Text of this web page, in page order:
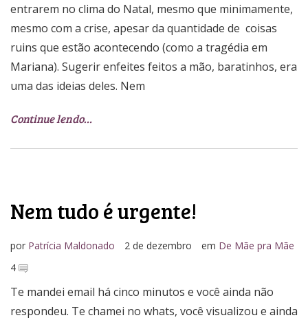
entrarem no clima do Natal, mesmo que minimamente,
mesmo com a crise, apesar da quantidade de coisas
ruins que estão acontecendo (como a tragédia em
Mariana). Sugerir enfeites feitos a mão, baratinhos, era
uma das ideias deles. Nem
Continue lendo…
Nem tudo é urgente!
por Patrícia Maldonado 2 de dezembro em De Mãe pra Mãe
4
Te mandei email há cinco minutos e você ainda não
respondeu. Te chamei no whats, você visualizou e ainda